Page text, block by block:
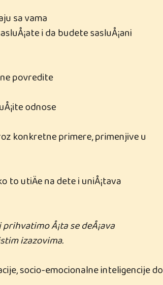
sa vama
i da budete sasluÅ¡ani
povredite
odnose
konkretne primere, primenjive u
utiÄe na dete i uniÅ¡tava
Å¡ta se deÅ¡ava
izazovima.
socio-emocionalne inteligencije do